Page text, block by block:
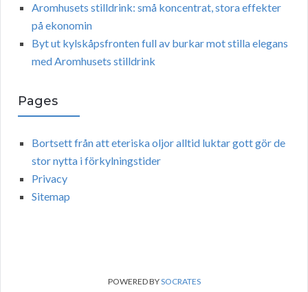
Aromhusets stilldrink: små koncentrat, stora effekter
på ekonomin
Byt ut kylskåpsfronten full av burkar mot stilla elegans
med Aromhusets stilldrink
Pages
Bortsett från att eteriska oljor alltid luktar gott gör de
stor nytta i förkylningstider
Privacy
Sitemap
POWERED BYSOCRATES